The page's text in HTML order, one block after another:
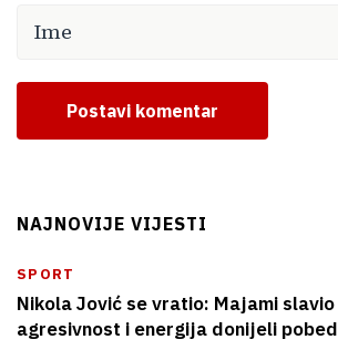
Postavi komentar
NAJNOVIJE VIJESTI
SPORT
Nikola Jović se vratio: Majami
agresivnost i energija donijeli